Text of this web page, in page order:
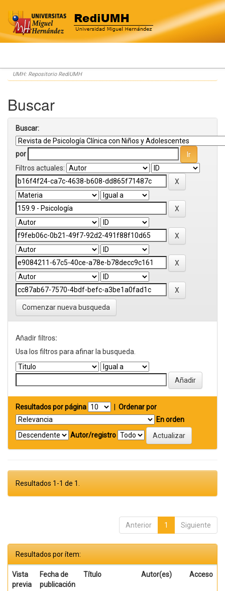
Skip
navigation
UMH: Repositorio RediUMH
Buscar
Buscar:
por
Filtros actuales:
Comenzar nueva busqueda
Añadir filtros:
Usa los filtros para afinar la busqueda.
Resultados por página
Ordenar por
En orden
Autor/registro
Resultados 1-1 de 1.
Anterior 1 Siguiente
Resultados por ítem:
Vista
previa
Fecha de
publicación
Título Autor(es) Acceso